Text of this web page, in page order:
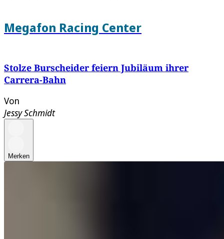
Megafon Racing Center
Stolze Burscheider feiern Jubiläum ihrer
Carrera-Bahn
Von
Jessy Schmidt
Merken